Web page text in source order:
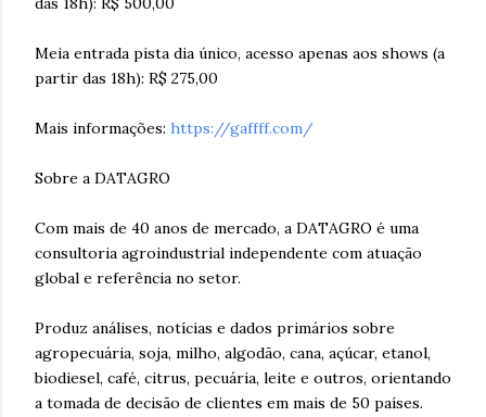
Meia entrada pista dia único, acesso apenas aos shows (a
partir das 18h): R$ 275,00
Mais informações: https://gaffff.com/
Sobre a DATAGRO
Com mais de 40 anos de mercado, a DATAGRO é uma
consultoria agroindustrial independente com atuação
global e referência no setor.
Produz análises, notícias e dados primários sobre
agropecuária, soja, milho, algodão, cana, açúcar, etanol,
biodiesel, café, citrus, pecuária, leite e outros, orientando
a tomada de decisão de clientes em mais de 50 países.